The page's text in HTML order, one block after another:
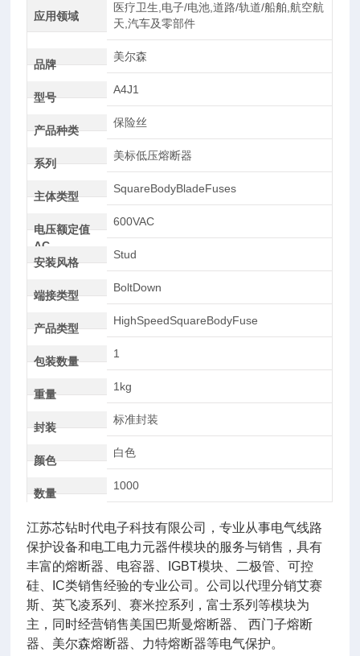
应用领域
医疗卫生,电子/电池,道路/轨道/船舶,航空航
天,汽车及零部件
品牌
美尔森
型号
A4J1
产品种类
保险丝
系列
美标低压熔断器
主体类型
SquareBodyBladeFuses
电压额定值
AC
600VAC
安装风格
Stud
端接类型
BoltDown
产品类型
HighSpeedSquareBodyFuse
包装数量
1
重量
1kg
封装
标准封装
颜色
白色
数量
1000
江苏芯钻时代电子科技有限公司，专业从事电气线路
保护设备和电工电力元器件模块的服务与销售，具有
丰富的熔断器、电容器、IGBT模块、二极管、可控
硅、IC类销售经验的专业公司。公司以代理分销艾赛
斯、英飞凌系列、赛米控系列，富士系列等模块为
主，同时经营销售美国巴斯曼熔断器、 西门子熔断
器、美尔森熔断器、力特熔断器等电气保护。